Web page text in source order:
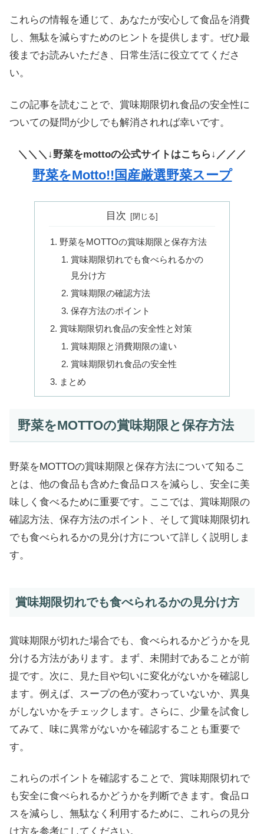
これらの情報を通じて、あなたが安心して食品を消費
し、無駄を減らすためのヒントを提供します。ぜひ最
後までお読みいただき、日常生活に役立ててくださ
い。
この記事を読むことで、賞味期限切れ食品の安全性に
ついての疑問が少しでも解消されれば幸いです。
＼＼＼↓野菜をmottoの公式サイトはこちら↓／／／
野菜をMotto!!国産厳選野菜スープ
目次
野菜をMOTTOの賞味期限と保存方法
賞味期限切れでも食べられるかの
見分け方
賞味期限の確認方法
保存方法のポイント
賞味期限切れ食品の安全性と対策
賞味期限と消費期限の違い
賞味期限切れ食品の安全性
まとめ
野菜をMOTTOの賞味期限と保存方法
野菜をMOTTOの賞味期限と保存方法について知るこ
とは、他の食品も含めた食品ロスを減らし、安全に美
味しく食べるために重要です。ここでは、賞味期限の
確認方法、保存方法のポイント、そして賞味期限切れ
でも食べられるかの見分け方について詳しく説明しま
す。
賞味期限切れでも食べられるかの見分け方
賞味期限が切れた場合でも、食べられるかどうかを見
分ける方法があります。まず、未開封であることが前
提です。次に、見た目や匂いに変化がないかを確認し
ます。例えば、スープの色が変わっていないか、異臭
がしないかをチェックします。さらに、少量を試食し
てみて、味に異常がないかを確認することも重要で
す。
これらのポイントを確認することで、賞味期限切れで
も安全に食べられるかどうかを判断できます。食品ロ
スを減らし、無駄なく利用するために、これらの見分
け方を参考にしてください。